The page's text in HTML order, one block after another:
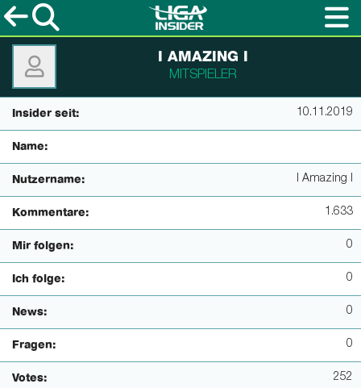
I AMAZING I
MITSPIELER
Insider seit: 10.11.2019
Name:
Nutzername: I Amazing I
Kommentare: 1.633
Mir folgen: 0
Ich folge: 0
News: 0
Fragen: 0
Votes: 252